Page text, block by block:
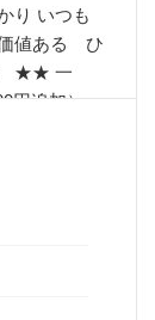
り いつも
値ある ひ
★★ 一
円追加）